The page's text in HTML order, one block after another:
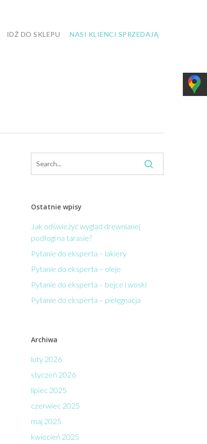
IDŹ DO SKLEPU NASI KLIENCI SPRZEDAJĄ
Ostatnie wpisy
Jak odświeżyć wygląd drewnianej
podłogi na tarasie?
Pytanie do eksperta – lakiery
Pytanie do eksperta – oleje
Pytanie do eksperta – bejce i woski
Pytanie do eksperta – pielęgnacja
Archiwa
luty 2026
styczeń 2026
lipiec 2025
czerwiec 2025
maj 2025
kwiecień 2025